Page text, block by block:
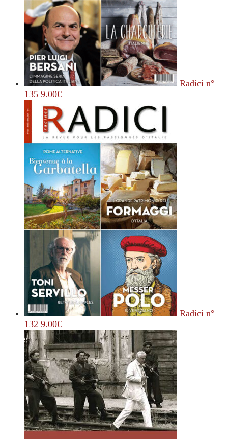
Radici n°
135 9.00€
Radici n°
132 9.00€